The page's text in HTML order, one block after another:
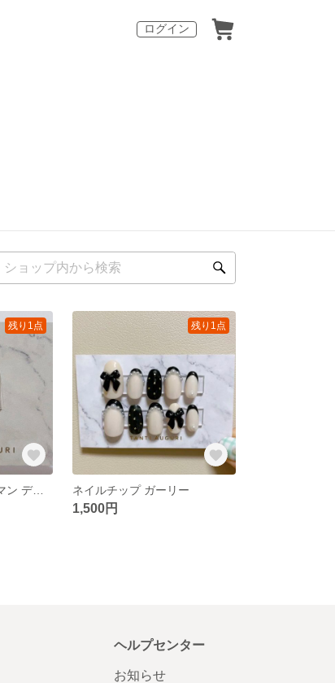
ログイン
残り1点
痛ネイル チェンソーマン デンジ
残り1点
ネイルチップ ガーリー
1,500円
ヘルプセンター
お知らせ